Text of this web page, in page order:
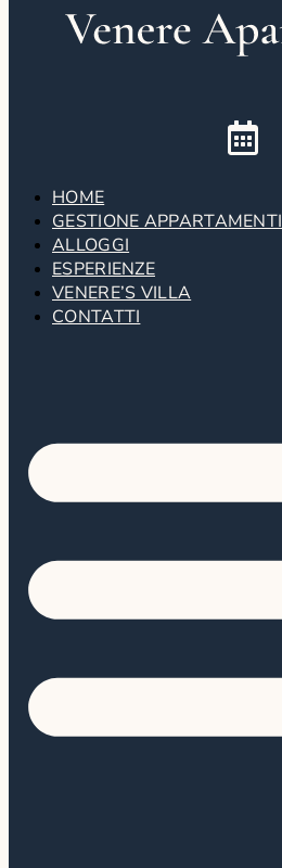
HOME
GESTIONE APPARTAMENTI
ALLOGGI
ESPERIENZE
VENERE’S VILLA
CONTATTI